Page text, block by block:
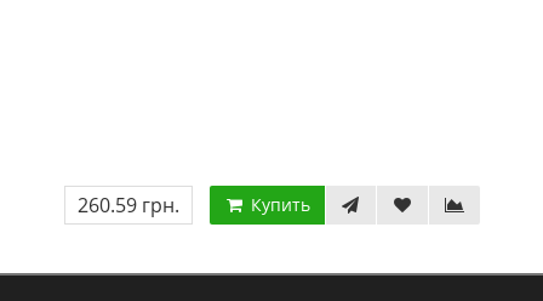
260.59 грн. Купить